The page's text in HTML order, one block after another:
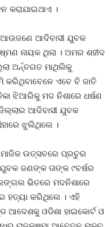
କରାଯାଇଥାଏ ।
ଆଦିବାସୀ ଯୁବକ
ନାୟକ ଥିଲା । ଅମର ଶହୀଦ
ଅର୍ନ୍ତଗତ ମାଥିଲିକୁ
କରିଥିବାବେଳେ ଏବେ ବି ଜାତି
ଝିଆରିକୁ ମଦ ନିଶାରେ ଧର୍ଷଣ
ଆଦିବାସୀ ଯୁବକ
ଝୁଲିଥିଲେ ।
ଉତ୍ସବରେ ପ୍ରଚୁର
ଜଣଙ୍କ ତାଙ୍କ ୯ବର୍ଷର
ଭିତରେ ମଦନିଶାରେ
ହତ୍ୟା କରିଥିଲେ । ଏହି
ଆଦେଶକୁ ଓଡିଶା ହାଇକୋର୍ଟ ଓ